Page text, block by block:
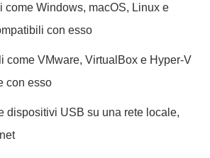
come Windows, macOS, Linux e
con esso
come VMware, VirtualBox e Hyper-V
con esso
dispositivi USB su una rete locale,